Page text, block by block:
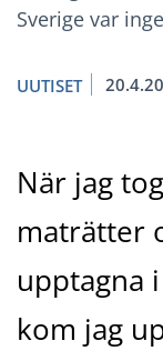
Sverige var
UUTISET
När jag
maträtter
upptagna
kom jag